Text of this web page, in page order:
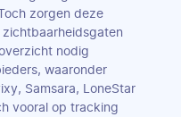
zorgen deze
nodig
waaronder
Samsara, LoneStar
vooral op tracking